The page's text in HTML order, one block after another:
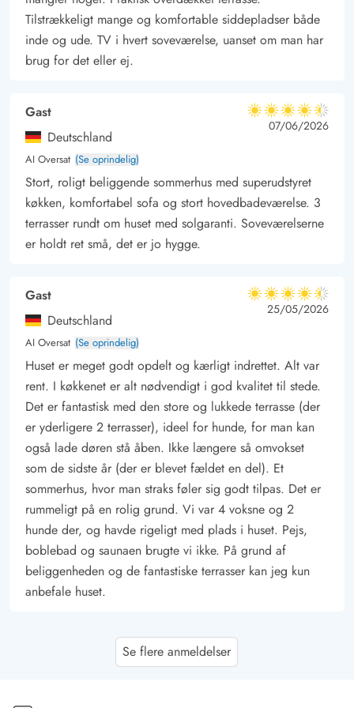
Tilstrækkeligt mange og komfortable siddepladser både
inde og ude. TV i hvert soveværelse, uanset om man har
brug for det eller ej.
Gast
Deutschland
AI Oversat (Se oprindelig)
4.5 ud af 5
4.5 ud af 5
4.5 out of 5
07/06/2026
Stort, roligt beliggende sommerhus med superudstyret
køkken, komfortabel sofa og stort hovedbadeværelse. 3
terrasser rundt om huset med solgaranti. Soveværelserne
er holdt ret små, det er jo hygge.
Gast
Deutschland
AI Oversat (Se oprindelig)
4.5 ud af 5
4.5 ud af 5
4.5 out of 5
25/05/2026
Huset er meget godt opdelt og kærligt indrettet. Alt var
rent. I køkkenet er alt nødvendigt i god kvalitet til stede.
Det er fantastisk med den store og lukkede terrasse (der
er yderligere 2 terrasser), ideel for hunde, for man kan
også lade døren stå åben. Ikke længere så omvokset
som de sidste år (der er blevet fældet en del). Et
sommerhus, hvor man straks føler sig godt tilpas. Det er
rummeligt på en rolig grund. Vi var 4 voksne og 2
hunde der, og havde rigeligt med plads i huset. Pejs,
boblebad og saunaen brugte vi ikke. På grund af
beliggenheden og de fantastiske terrasser kan jeg kun
anbefale huset.
Katrin NothnagelSe flere anmeldelser